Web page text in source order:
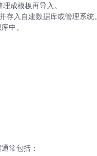
成模板再导入。
入自建数据库或管理系统。
中。
常包括：